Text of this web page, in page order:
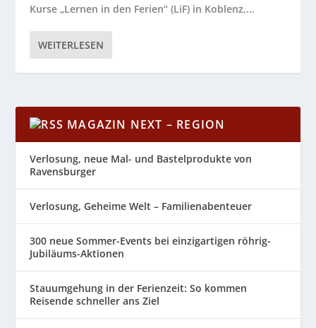
Kurse „Lernen in den Ferien“ (LiF) in Koblenz,...
WEITERLESEN
MAGAZIN NEXT – REGION
Verlosung, neue Mal- und Bastelprodukte von
Ravensburger
Verlosung, Geheime Welt – Familienabenteuer
300 neue Sommer-Events bei einzigartigen röhrig-
Jubiläums-Aktionen
Stauumgehung in der Ferienzeit: So kommen
Reisende schneller ans Ziel